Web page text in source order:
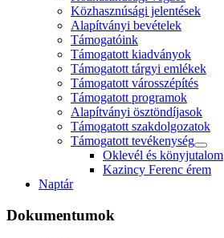
Közhasznúsági jelentések
Alapítványi bevételek
Támogatóink
Támogatott kiadványok
Támogatott tárgyi emlékek
Támogatott városszépítés
Támogatott programok
Alapítványi ösztöndíjasok
Támogatott szakdolgozatok
Támogatott tevékenység
Oklevél és könyjutalom
Kazincy Ferenc érem
Naptár
Dokumentumok